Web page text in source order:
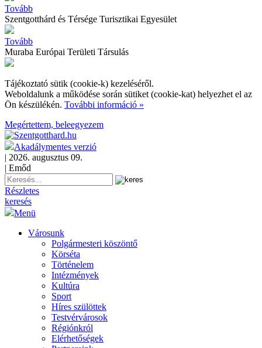
Tovább
Szentgotthárd és Térsége Turisztikai Egyesület
Tovább
Muraba Európai Területi Társulás
Tájékoztató sütik (cookie-k) kezeléséről.
Weboldalunk a működése során sütiket (cookie-kat) helyezhet el az
Ön készülékén. További információ »
Megértettem, beleegyezem
Akadálymentes verzió
| 2026. augusztus 09.
| Emőd
Részletes
keresés
Menü
Városunk
Polgármesteri köszöntő
Körséta
Történelem
Intézmények
Kultúra
Sport
Híres szülöttek
Testvérvárosok
Régiónkról
Elérhetőségek